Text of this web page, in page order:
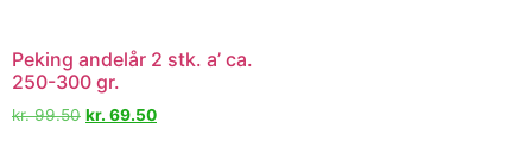
Peking andelår 2 stk. a’ ca.
250-300 gr.
kr.99.50 kr. 69.50